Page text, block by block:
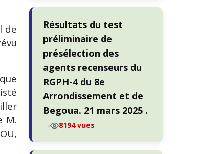
de
M.
Résultats du test
préliminaire de
présélection des
agents recenseurs du
RGPH-4 du 8e
Arrondissement et de
Begoua. 21 mars 2025 .
- 8194 vues